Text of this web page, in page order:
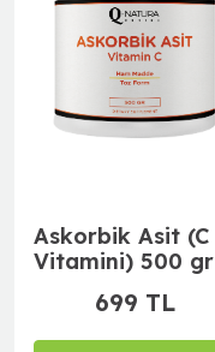
Askorbik Asit (C
Vitamini) 500 gr
699 TL